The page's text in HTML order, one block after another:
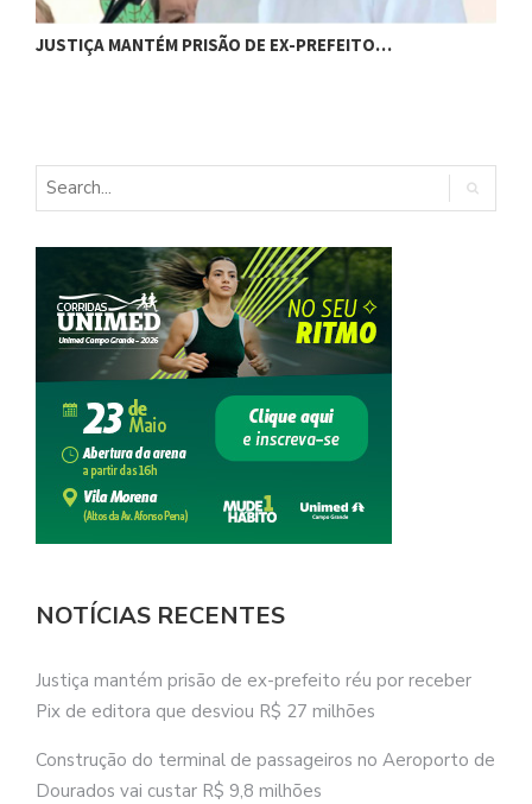
JUSTIÇA MANTÉM PRISÃO DE EX-PREFEITO…
NOTÍCIAS RECENTES
Justiça mantém prisão de ex-prefeito réu por receber
Pix de editora que desviou R$ 27 milhões
Construção do terminal de passageiros no Aeroporto de
Dourados vai custar R$ 9,8 milhões